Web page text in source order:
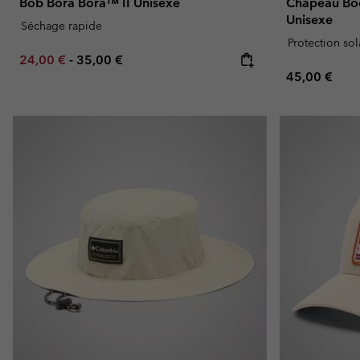
Séchage rapide
Minimum sale price:
24,00 € - Maximum price:
35,00 €
Unisexe
Protection
Regular
45,00 €